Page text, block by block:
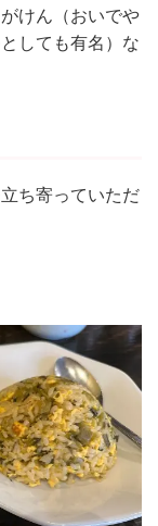
けん（おいでや
しても有名）な
ち寄っていただ